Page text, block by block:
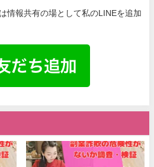
情報共有の場として私のLINEを追加